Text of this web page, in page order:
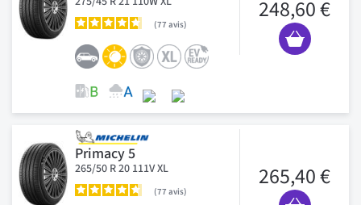
77 avis
248,60 €
Primacy 5
265/50 R 20 111V XL
77 avis
265,40 €